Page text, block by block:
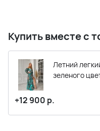
Купить вместе с
Летний
зеленого
+12 900 р.